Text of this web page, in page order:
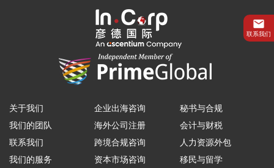
关于我们
我们的团队
联系我们
我们的服务
企业出海咨询
海外公司注册
跨境合规咨询
资本市场咨询
秘书与合规
会计与财税
人力资源外包
移民与留学
联系我们